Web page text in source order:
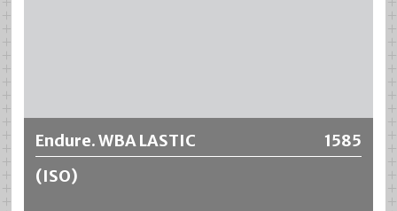
1585
Endure. WBA LASTIC
(ISO)